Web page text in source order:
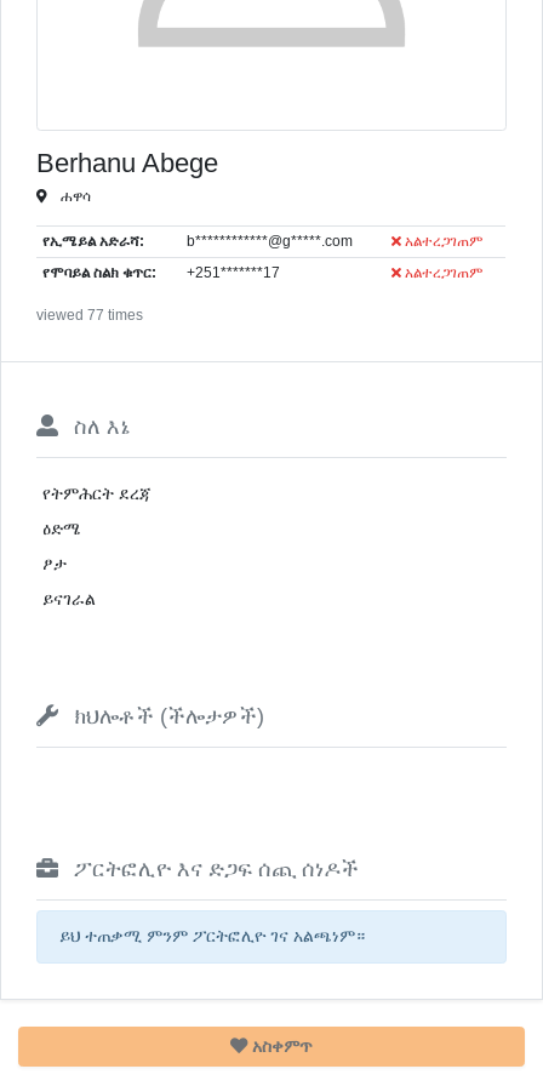
Berhanu Abege
ሐዋሳ
የኢሜይል አድራሻ: b************@g*****.com አልተረጋገጠም
የሞባይል ስልክ ቁጥር: +251*******17 አልተረጋገጠም
viewed 77 times
ስለ እኔ
የትምሕርት ደረጃ
ዕድሜ
ፆታ
ይናገራል
ክህሎቶች (ችሎታዎች)
ፖርትፎሊዮ እና ድጋፍ ሰጪ ሰነዶች
ይህ ተጠቃሚ ምንም ፖርትፎሊዮ ገና አልጫነም።
አስቀምጥ